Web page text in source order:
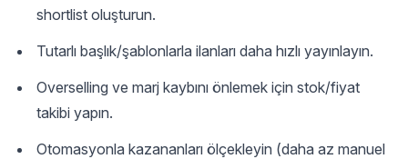
shortlist oluşturun.
Tutarlı başlık/şablonlarla ilanları daha hızlı yayınlayın.
Overselling ve marj kaybını önlemek için stok/fiyat
takibi yapın.
Otomasyonla kazananları ölçekleyin (daha az manuel